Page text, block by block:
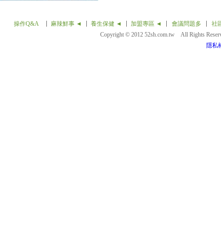
操作Q&A 麻辣鮮事 ◄ 養生保健 ◄ 加盟專區 ◄ 會議問題多
社
Copyright © 2012 52sh.com.tw All Rights
隱私